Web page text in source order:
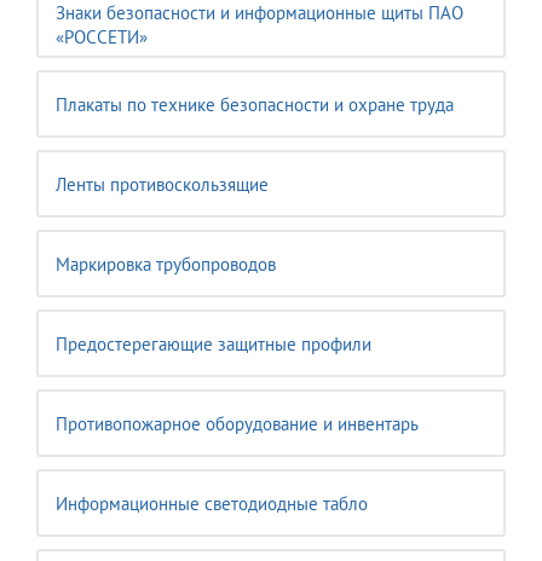
Знаки безопасности и информационные щиты ПАО
«РОССЕТИ»
Плакаты по технике безопасности и охране труда
Ленты противоскользящие
Маркировка трубопроводов
Предостерегающие защитные профили
Противопожарное оборудование и инвентарь
Информационные светодиодные табло